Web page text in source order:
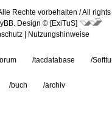
Rechte vorbehalten /All rights
Design © [ExiTuS]
Nutzungshinweise
/tacdatabase /
/buch /archiv